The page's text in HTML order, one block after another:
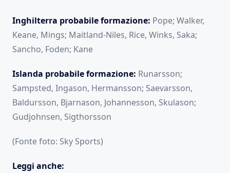
Inghilterra probabile formazione: Pope; Walker,
Keane, Mings; Maitland-Niles, Rice, Winks, Saka;
Sancho, Foden; Kane
Islanda probabile formazione: Runarsson;
Sampsted, Ingason, Hermansson; Saevarsson,
Baldursson, Bjarnason, Johannesson, Skulason;
Gudjohnsen, Sigthorsson
(Fonte foto: Sky Sports)
Leggi anche: